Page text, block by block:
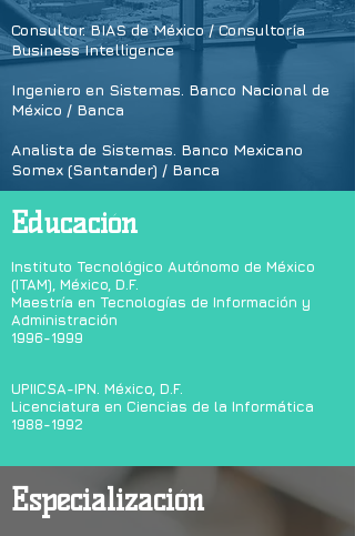
Consultor. BIAS de México / Consultoría
Business Intelligence
Ingeniero en Sistemas. Banco Nacional de
México / Banca
Analista de Sistemas. Banco Mexicano
Somex (Santander) / Banca
Educación
Instituto Tecnológico Autónomo de México
(ITAM), México, D.F.
Maestría en Tecnologías de Información y
Administración
1996-1999
UPIICSA-IPN. México, D.F.
Licenciatura en Ciencias de la Informática
1988-1992
Especialización